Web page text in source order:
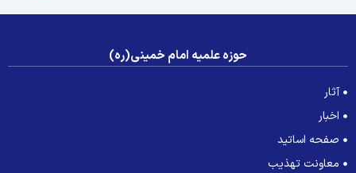
حوزه علمیه امام خمینی(ره)
آثار
اخبار
صفحه اساتید
معاونت تهذیب